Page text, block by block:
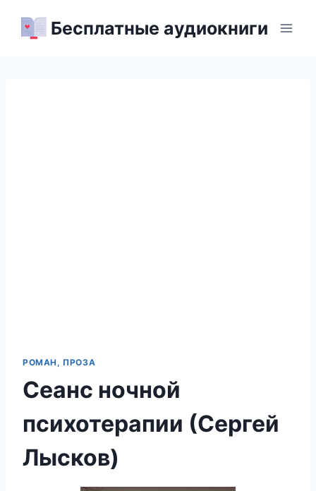
Бесплатные аудиокниги
РОМАН, ПРОЗА
Сеанс ночной
психотерапии (Сергей
Лысков)